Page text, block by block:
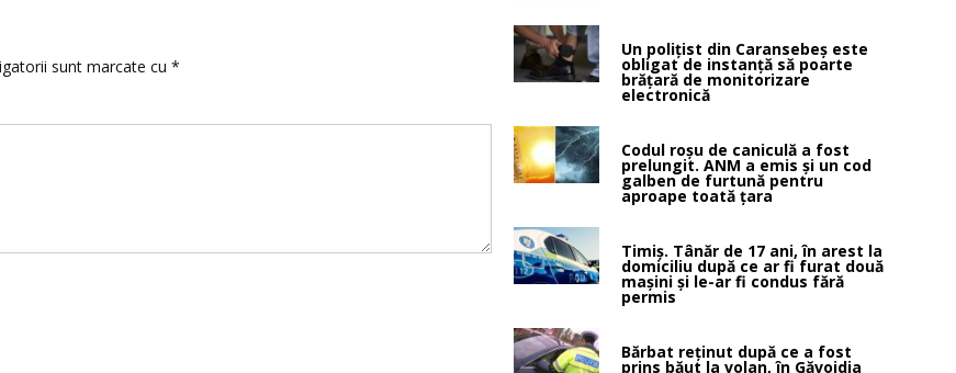
sunt marcate cu *
Un polițist din Caransebeș este
obligat de instanță să poarte
brățară de monitorizare
electronică
Codul roșu de caniculă a fost
prelungit. ANM a emis și un cod
galben de furtună pentru
aproape toată țara
Timiș. Tânăr de 17 ani, în arest la
domiciliu după ce ar fi furat două
mașini și le-ar fi condus fără
permis
Bărbat reținut după ce a fost
prins băut la volan, în Găvojdia